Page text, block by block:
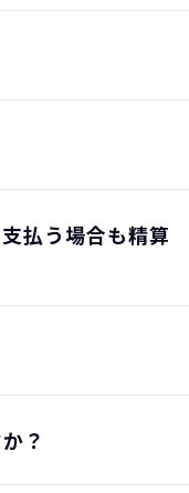
払う場合も精算
？